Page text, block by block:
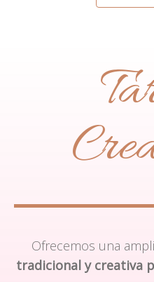
Ofrecemos una
tradicional y creativa